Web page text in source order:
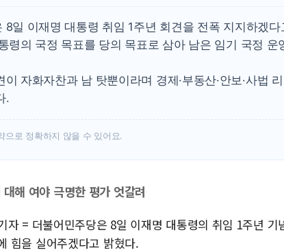
8일 이재명 대통령 취임 1주년 회견을 전폭 지지하겠다
령의 국정 목표를 당의 목표로 삼아 남은 임기 국정 운
이 자화자찬과 남 탓뿐이라며 경제·부동산·안보·사법
.
으로 정확하지 않을 수 있어요.
해 여야 극명한 평가 엇갈려
자 = 더불어민주당은 8일 이재명 대통령의 취임 1주년 기
힘을 실어주겠다고 밝혔다.